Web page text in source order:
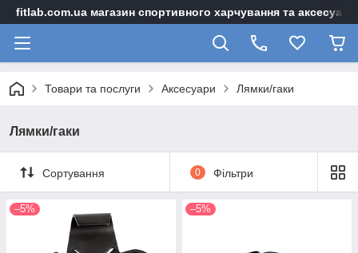
fitlab.com.ua магазин спортивного харчування та
Товари та послуги Аксесуари Лямки/гаки
Лямки/гаки
Сортування 0 Фільтри
–5% –5%